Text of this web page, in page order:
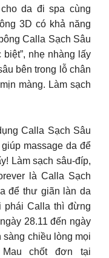
da đi spa cùng
3D có khả năng
Calla Sạch Sâu
nhẹ nhàng lấy
bên trong lỗ chân
màng. Làm sạch
Calla Sạch Sâu
massage da để
Làm sạch sâu-đíp,
là Calla Sạch
để thư giãn làn da
phái Calla thì đừng
28.11 đến ngày
sàng chiều lòng mọi
chốt đơn tại